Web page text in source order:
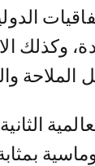
وكذلك
الملاحة